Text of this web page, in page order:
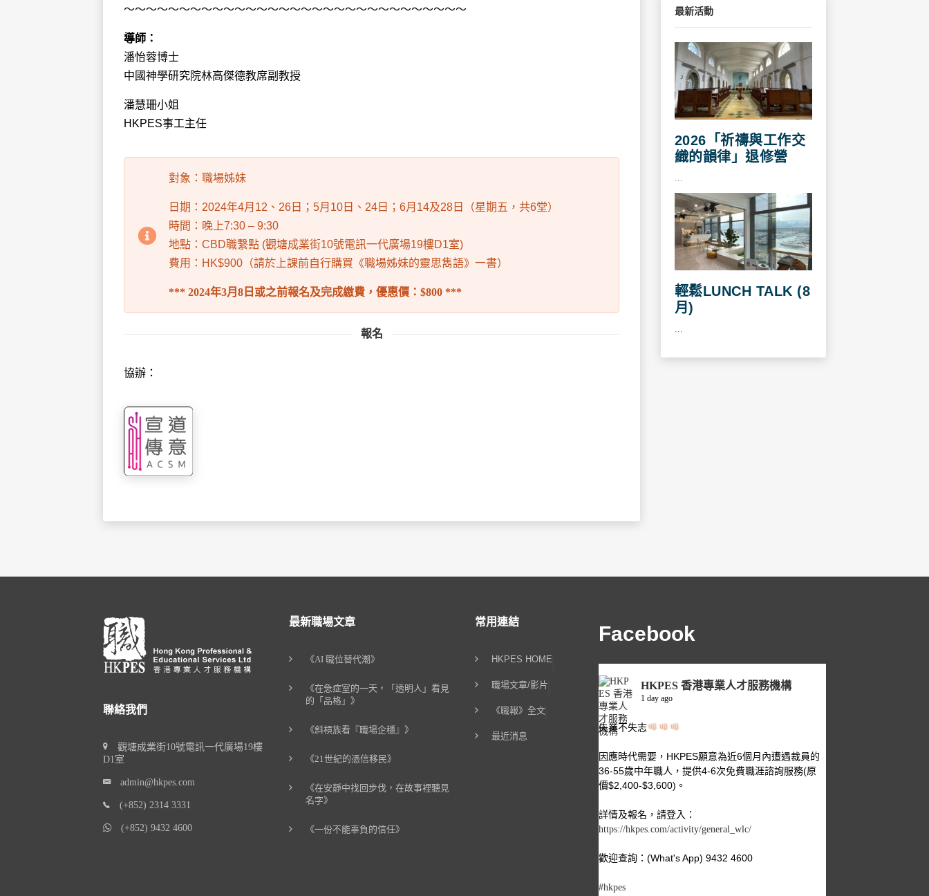
～～～～～～～～～～～～～～～～～～～～～～～～～～～～～～～
導師：
潘怡蓉博士
中國神學研究院林高傑德教席副教授
潘慧珊小姐
HKPES事工主任
對象：職場姊妹
日期：2024年4月12、26日；5月10日、24日；6月14及28日（星期五，共6堂）
時間：晚上7:30 – 9:30
地點：CBD職繫點 (觀塘成業街10號電訊一代廣場19樓D1室)
費用：HK$900（請於上課前自行購買《職場姊妹的靈思雋語》一書）
*** 2024年3月8日或之前報名及完成繳費，優惠價：$800 ***
報名
協辦：
最新活動
2026「祈禱與工作交
織的韻律」退修營
輕鬆LUNCH TALK (8
月)
聯絡我們
觀塘成業街10號電訊一代廣場19樓
D1室
admin@hkpes.com
(+852) 2314 3331
(+852) 9432 4600
最新職場文章
《AI 職位替代潮》
《在急症室的一天，「透明人」看見
的「品格」》
《斜槓族看『職場企穩』》
《21世紀的憑信移民》
《在安靜中找回步伐，在故事裡聽見
名字》
《一份不能辜負的信任》
常用連結
HKPES HOME
職場文章/影片
《職報》全文
最近消息
Facebook
HKPES 香港專業人才服務機構
1 day ago
失業不失志
因應時代需要，HKPES願意為近6個月內遭遇裁員的
36-55歲中年職人，提供4-6次免費職涯諮詢服務(原
價$2,400-$3,600)。
詳情及報名，請登入：
https://hkpes.com/activity/general_wlc/
歡迎查詢：(What's App) 9432 4600
#hkpes